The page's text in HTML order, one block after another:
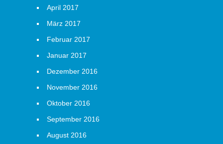
April 2017
März 2017
Februar 2017
Januar 2017
Dezember 2016
November 2016
Oktober 2016
September 2016
August 2016